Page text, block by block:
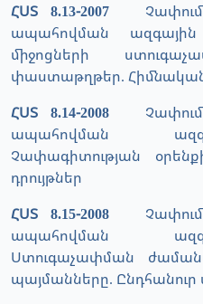
ՀՍՏ 8.13-2007
ապահովման
միջոցների
փաստաթղթեր. Հիմնական
ՀՍՏ 8.14-2008
ապահովման
Չափագիտության
դրույթներ
ՀՍՏ 8.15-2008
ապահովման
Ստուգաչափման
պայմանները.